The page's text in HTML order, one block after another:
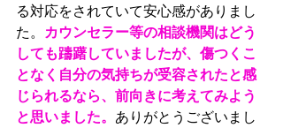
る対応をされていて安心感がありまし
た。
カウンセラー等の相談機関はどう
しても躊躇していましたが、傷つくこ
となく自分の気持ちが受容されたと感
じられるなら、前向きに考えてみよう
と思いました。 ありがとうございまし